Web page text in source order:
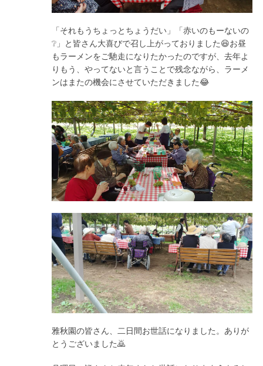
「それもうちょっとちょうだい」「赤いのもーないの
❔」と皆さん大喜びで召し上がっておりました😆お昼
もラーメンをご馳走になりたかったのですが、去年よ
りもう、やってないと言うことで残念ながら、ラーメ
ンはまたの機会にさせていただきました😂
雅秋園の皆さん、二日間お世話になりました。ありが
とうございました🙇